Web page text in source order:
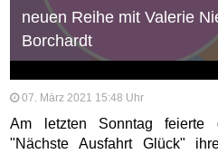
neuen Reihe mit Valerie
Borchardt
07. März 2021 15:48 Uhr
Am letzten Sonntag feierte
"Nächste Ausfahrt Glück"